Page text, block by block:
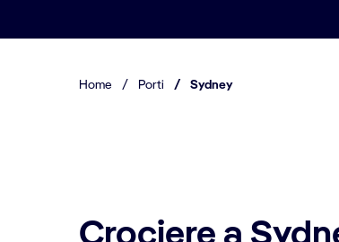
Home / Porti / Sydney